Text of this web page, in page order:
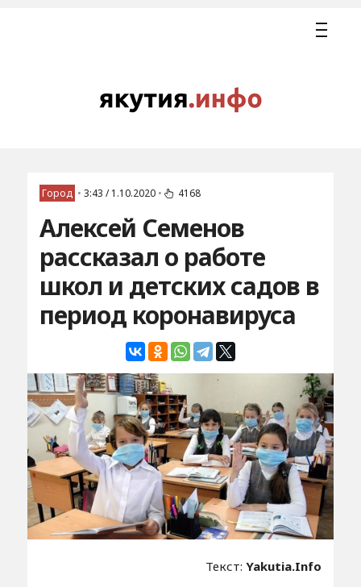
Город • 3:43 / 1.10.2020 • 4168
Алексей Семенов
рассказал о работе
школ и детских садов в
период коронавируса
Текст:Yakutia.Info